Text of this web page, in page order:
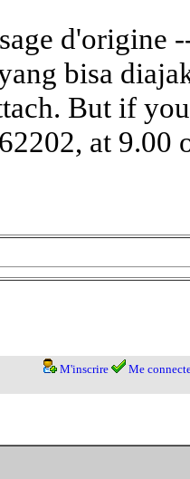
d'origine
bisa
But if
at 9.00
M'inscrire Me